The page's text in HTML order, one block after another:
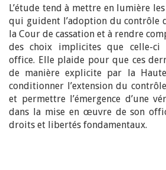
L’étude tend à mettre en lumière
qui guident l’adoption du contrôle
la Cour de cassation et à rendre
des choix implicites que celle-ci
office. Elle plaide pour que ces
de manière explicite par la
conditionner l’extension du
et permettre l’émergence d’une
dans la mise en œuvre de son
droits et libertés fondamentaux.